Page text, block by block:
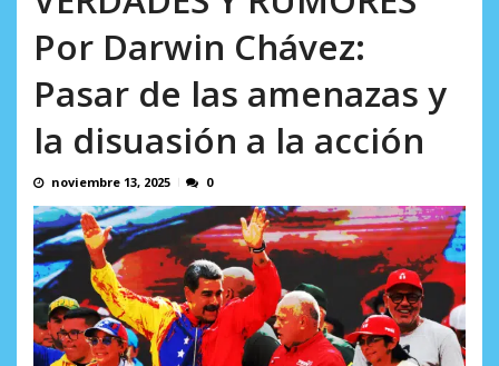
Por Darwin Chávez:
Pasar de las amenazas y
la disuasión a la acción
noviembre 13, 2025 0